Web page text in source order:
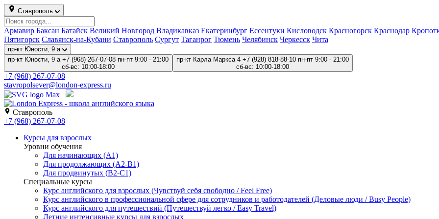
Ставрополь
Армавир Баксан Батайск Великий Новгород Владикавказ Екатеринбург Ессентуки Кисловодск Красногорск Краснодар
Пятигорск Славянск-на-Кубани Ставрополь Сургут Таганрог Тюмень Челябинск Черкесск Чита
пр-кт Юности, 9 а
пр-кт Юности, 9 а +7 (968) 267-07-08 пн-пт 9:00 - 21:00
сб-вс: 10:00-18:00
пр-кт Карла Маркса 4 +7 (928) 818-88-10 пн-пт 9:00 - 21:00
сб-вс: 10:00-18:00
+7 (968) 267-07-08
stavropolsever@london-express.ru
Ставрополь
+7 (968) 267-07-08
Курсы для взрослых
Уровни обучения
Для начинающих (A1)
Для продолжающих (A2-B1)
Для продвинутых (B2-C1)
Специальные курсы
Курс английского для взрослых (Чувствуй себя свободно / Feel Free)
Курс английского в профессиональной сфере для сотрудников и работодателей (Деловые люди / Busy People)
Курс английского для путешествий (Путешествуй легко / Easy Travel)
Летние интенсивные курсы для взрослых